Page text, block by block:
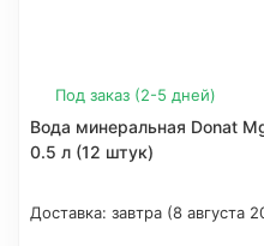
Под заказ (2-5 дней)
Вода минеральная Donat
0.5 л (12 штук)
Доставка: завтра (8 августа